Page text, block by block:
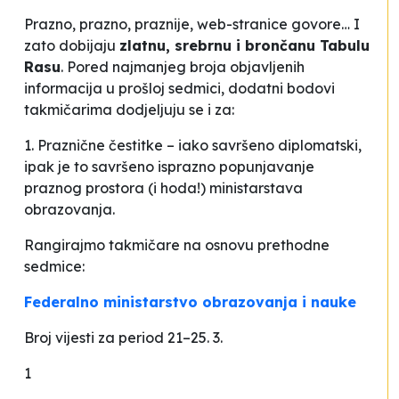
Prazno, prazno, praznije, web-stranice govore… I
zato dobijaju zlatnu, srebrnu i brončanu Tabulu
Rasu. Pored najmanjeg broja objavljenih
informacija u prošloj sedmici, dodatni bodovi
takmičarima dodjeljuju se i za:
1. Praznične čestitke – iako savršeno diplomatski,
ipak je to savršeno isprazno popunjavanje
praznog prostora (i hoda!) ministarstava
obrazovanja.
Rangirajmo takmičare na osnovu prethodne
sedmice:
Federalno ministarstvo obrazovanja i nauke
Broj vijesti za period 21–25. 3.
1